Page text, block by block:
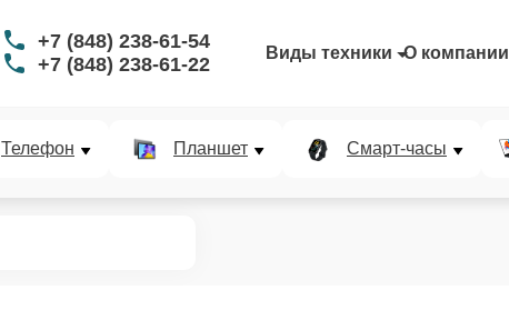
+7 (848) 238-61-54
+7 (848) 238-61-22
Виды техники О компании
Телефон Планшет Смарт-часы